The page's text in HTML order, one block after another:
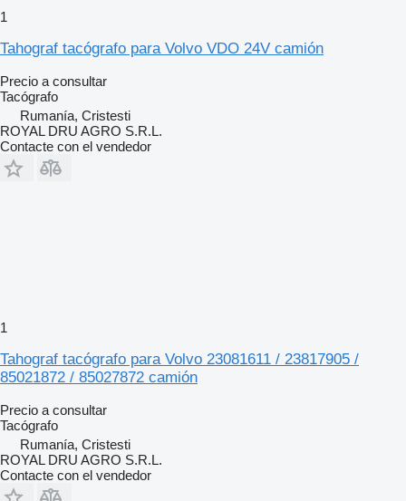
1
Tahograf tacógrafo para Volvo VDO 24V camión
Precio a consultar
Tacógrafo
Rumanía, Cristesti
ROYAL DRU AGRO S.R.L.
Contacte con el vendedor
1
Tahograf tacógrafo para Volvo 23081611 / 23817905 /
85021872 / 85027872 camión
Precio a consultar
Tacógrafo
Rumanía, Cristesti
ROYAL DRU AGRO S.R.L.
Contacte con el vendedor